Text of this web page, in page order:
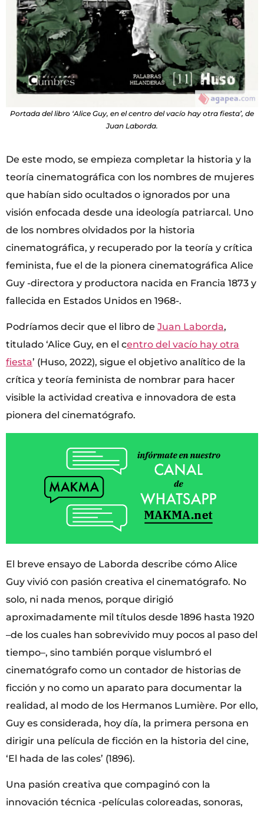
Portada del libro ‘Alice Guy, en el centro del vacío hay otra fiesta’, de
Juan Laborda.
De este modo, se empieza completar la historia y la
teoría cinematográfica con los nombres de mujeres
que habían sido ocultados o ignorados por una
visión enfocada desde una ideología patriarcal. Uno
de los nombres olvidados por la historia
cinematográfica, y recuperado por la teoría y crítica
feminista, fue el de la pionera cinematográfica Alice
Guy -directora y productora nacida en Francia 1873 y
fallecida en Estados Unidos en 1968-.
Podríamos decir que el libro de Juan Laborda,
titulado ‘Alice Guy, en el centro del vacío hay otra
fiesta’ (Huso, 2022), sigue el objetivo analítico de la
crítica y teoría feminista de nombrar para hacer
visible la actividad creativa e innovadora de esta
pionera del cinematógrafo.
El breve ensayo de Laborda describe cómo Alice
Guy vivió con pasión creativa el cinematógrafo. No
solo, ni nada menos, porque dirigió
aproximadamente mil títulos desde 1896 hasta 1920
–de los cuales han sobrevivido muy pocos al paso del
tiempo–, sino también porque vislumbró el
cinematógrafo como un contador de historias de
ficción y no como un aparato para documentar la
realidad, al modo de los Hermanos Lumière. Por ello,
Guy es considerada, hoy día, la primera persona en
dirigir una película de ficción en la historia del cine,
‘El hada de las coles’ (1896).
Una pasión creativa que compaginó con la
innovación técnica -películas coloreadas, sonoras,